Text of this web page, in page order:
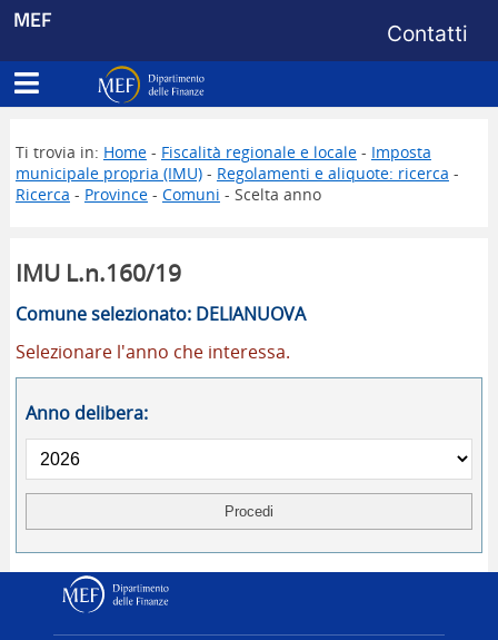
MEF Menu di
Contatti
Apri menu principale
Dipartimento delle Finanze
Ti trovia in: Home- Fiscalità regionale e locale- Imposta
municipale propria (IMU)- Regolamenti e aliquote: ricerca -
Ricerca - Province- Comuni - Scelta anno
IMU L.n.160/19
Comune selezionato: DELIANUOVA
Selezionare l'anno che interessa.
Anno delibera: